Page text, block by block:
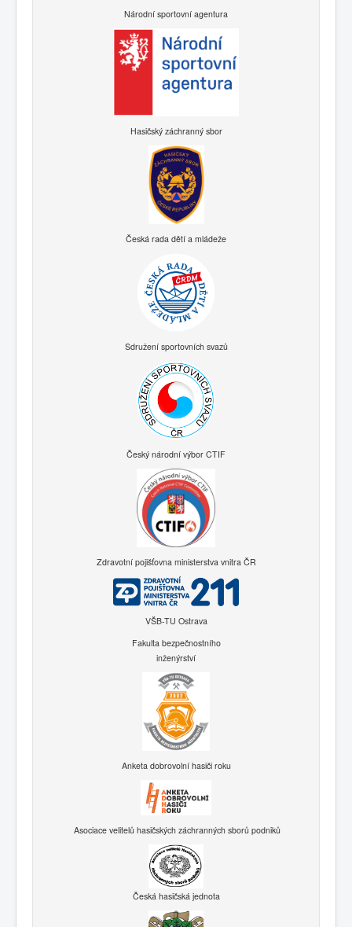
Národní sportovní agentura
Hasičský záchranný sbor
Česká rada dětí a mládeže
Sdružení sportovních svazů
Český národní výbor CTIF
Zdravotní pojišťovna ministerstva vnitra ČR
VŠB-TU Ostrava
Fakulta bezpečnostního
inženýrství
Anketa dobrovolní hasiči roku
Asociace velitelů hasičských záchranných sborů podniků
Česká hasičská jednota